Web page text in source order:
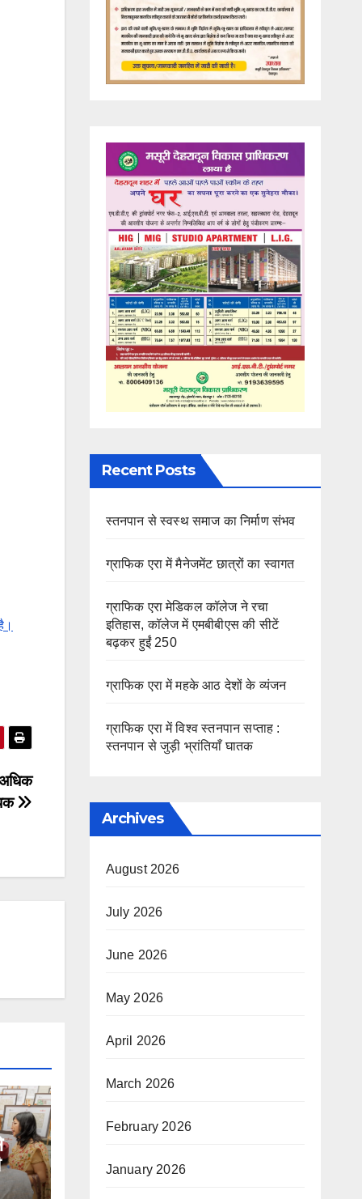
अधिक
Recent Posts
स्तनपान से स्वस्थ समाज का निर्माण संभव
ग्राफिक एरा में मैनेजमेंट छात्रों का स्वागत
ग्राफिक एरा मेडिकल कॉलेज ने रचा
इतिहास, कॉलेज में एमबीबीएस की सीटें
बढ़कर हुईं 250
ग्राफिक एरा में महके आठ देशों के व्यंजन
ग्राफिक एरा में विश्व स्तनपान सप्ताह :
स्तनपान से जुड़ी भ्रांतियाँ घातक
Archives
August 2026
July 2026
June 2026
May 2026
April 2026
March 2026
February 2026
January 2026